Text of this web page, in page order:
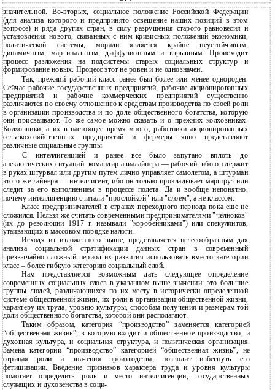
значительной. Во-вторых, социальное положение Российской Федерации
(для анализа которого и предпринято освещение наших позиций в этом
вопросе) и ряда других стран, в силу разрушения старого равновесия и
установления нового, связанных с ним кризисных положений экономики,
политической системы, морали является крайне неустойчивым,
динамичным, маргинальным, диффузионным и взрывным. Происходит
процесс разложения на подсистемы старых социальных структур и
формирование новых. Процесс этот не ровен и не однозначен.
Так, прежний рабочий класс ранее был более или менее однороден.
Сейчас рабочие государственных предприятий, рабочие акционированных
предприятий и рабочие коммерческих предприятий существенно
различаются по своему отношению к средствам производства по своей роли
в организации производства и по доле общественного богатства, которую
они присваивают. То же самое можно сказать и о прежних колхозниках.
Колхозники, а их в настоящее время много, работники акционированных
сельскохозяйственных предприятий и фермеры явно представляют
различные социальные группы.
С интеллигенцией и ранее всё было запутано вплоть до
анекдотических ситуаций: командир авиалайнера — рабочий, ибо он держит
в руках штурвал или другим путем лично управляет самолетом, а штурман
этого же лайнера — интеллигент, ибо он только прокладывает маршрут или
следит за его выполнением в процессе полета. Да и вообще непонятно,
почему интеллигенцию считали "прослойкой" или "слоем", а не классом.
Класс предпринимателей в странах переходного периода пока еще не
сложился. Нельзя же считать современными предпринимателями "челноков"
(их до революции 1917 г. называли "коробейниками") или спекулянтов,
утаивающих в массовом порядке налоги.
Исходя из изложенного выше, представляется целесообразным для
анализа социальной стратификации данных стран в современный
чрезвычайно сложный период их развития использовать вместо категории
класс – более гибкую категорию социальный слой.
Нам представляется возможным дать следующее определение
современных социальных слоев в указанном выше значении: это большие
группы людей, различающихся по их месту в исторически определенной
системе общественной жизни, их роли в организации общественной жизни,
характеру их труда, уровню культуры, способам получения и размерам той
доли общественного богатства, которой они располагают.
Таким образом, категория “производство” заменяется категорией
“общественная жизнь”, в которую входит и общественное производство, и
духовная культура, и социальная структура, и политическая организация.
Замена категории “производство” категорией “общественная жизнь”, не
отрицая роли и значения производства, позволит избегнуть его
фетишизации. Введение признаков характера труда и уровня культуры
помогает определить роль и место интеллигенции, государственных
служащих и духовенства в соци-